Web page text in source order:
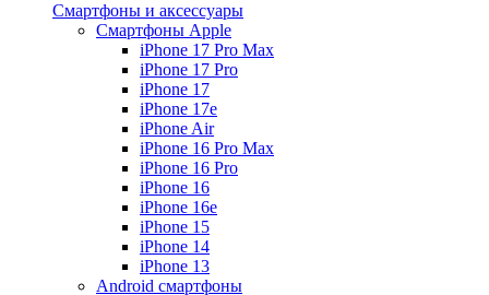
Смартфоны и аксессуары
Смартфоны Apple
iPhone 17 Pro Max
iPhone 17 Pro
iPhone 17
iPhone 17e
iPhone Air
iPhone 16 Pro Max
iPhone 16 Pro
iPhone 16
iPhone 16e
iPhone 15
iPhone 14
iPhone 13
Android cмартфоны